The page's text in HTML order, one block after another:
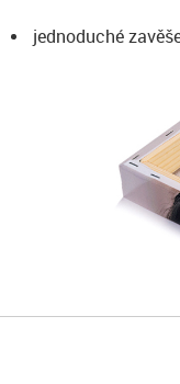
jednoduché